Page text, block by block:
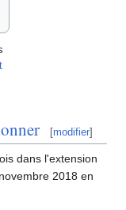
[modifier]
dans l'extension
2018 en